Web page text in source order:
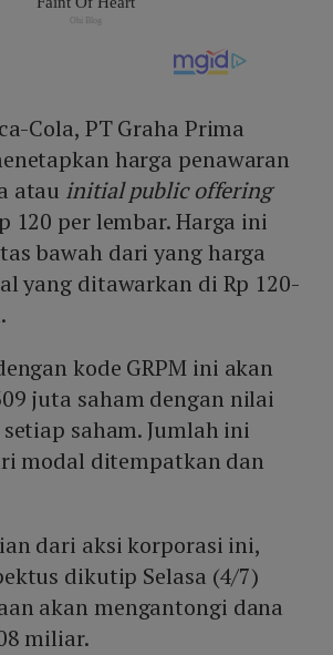
Cola, PT Graha Prima
harga penawaran
atau initial public offering
120 per lembar. Harga ini
bawah dari yang harga
yang ditawarkan di Rp 120-
kode GRPM ini akan
juta saham dengan nilai
saham. Jumlah ini
modal ditempatkan dan
dari aksi korporasi ini,
dikutip Selasa (4/7)
akan mengantongi dana
miliar.